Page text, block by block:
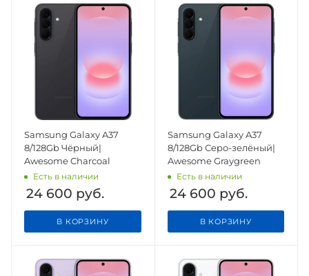
Samsung Galaxy A37
8/128Gb Чёрный|
Awesome Charcoal
Есть в наличии
24 600 руб.
В КОРЗИНУ
Samsung Galaxy A37
8/128Gb Серо-зелёный|
Awesome Graygreen
Есть в наличии
24 600 руб.
В КОРЗИНУ